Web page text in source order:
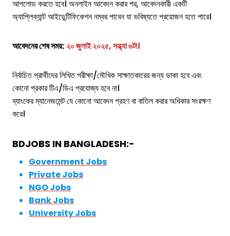
আপলোড করতে হবে। অনলাইন আবেদন করার পর, আবেদনকারী একটি
অ্যাপ্লিক্যান্ট আইডেন্টিফিকেশন নম্বর পাবেন যা ভবিষ্যতে প্রয়োজন হতে পারে।
আবেদনের শেষ সময়:২০ জুলাই ২০২৫, সন্ধ্যা ৬টা।
নির্বাচিত প্রার্থীদের লিখিত পরীক্ষা/মৌখিক সাক্ষাতকারের জন্য ডাকা হবে এবং
কোনো প্রকার টিএ/ডিএ প্রযোজ্য হবে না।
ব্যাংকের ম্যানেজমেন্ট যে কোনো আবেদন গ্রহণ বা বাতিল করার অধিকার সংরক্ষণ
করে।
BDJOBS IN BANGLADESH:-
Government Jobs
Private Jobs
NGO Jobs
Bank Jobs
University Jobs